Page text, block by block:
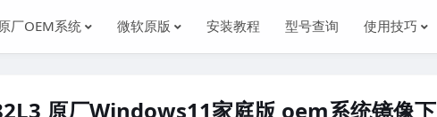
厂OEM系统 微软原版 安装教程 型号查询 使用技巧
原厂Windows11家庭版 oem系统镜像下